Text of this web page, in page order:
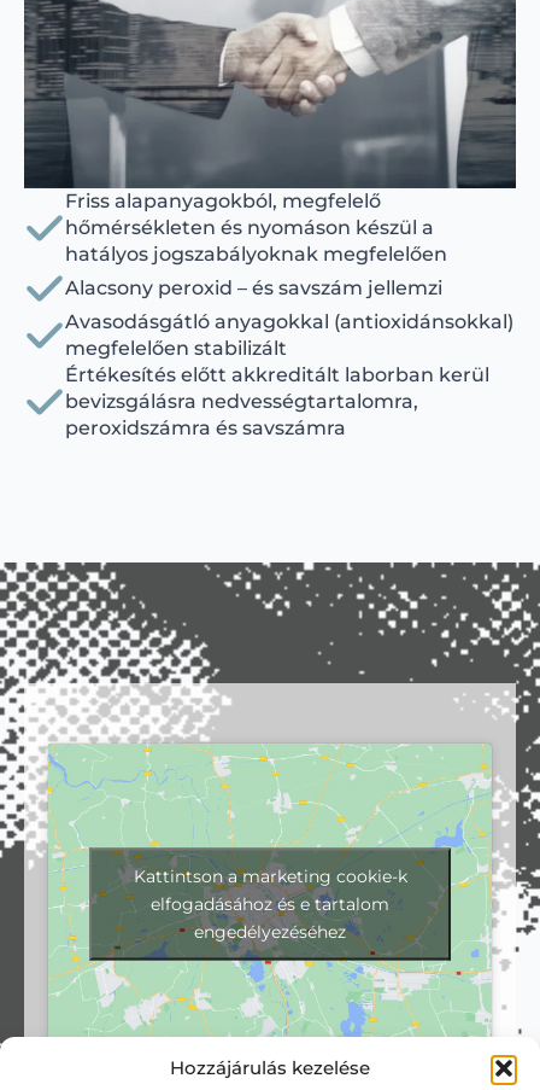
Hozzájárulás kezelése
Friss alapanyagokból, megfelelő
hőmérsékleten és nyomáson készül a
hatályos jogszabályoknak megfelelően
Alacsony peroxid – és savszám jellemzi
Avasodásgátló anyagokkal (antioxidánsokkal)
megfelelően stabilizált
Értékesítés előtt akkreditált laborban kerül
bevizsgálásra nedvességtartalomra,
peroxidszámra és savszámra
Kattintson a marketing cookie-k
elfogadásához és e tartalom
engedélyezéséhez